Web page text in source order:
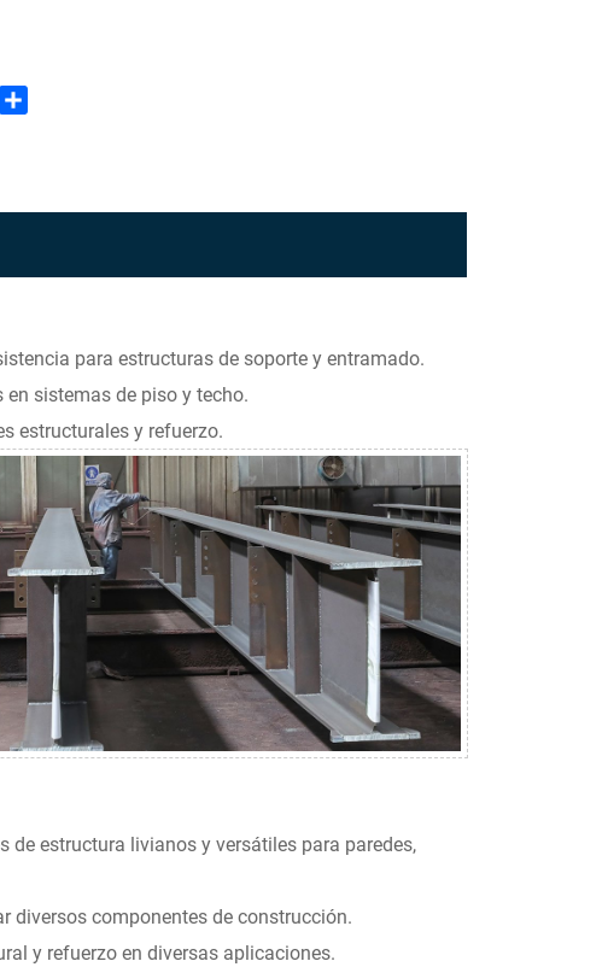
WhatsApp
para estructuras de soporte y entramado.
sistemas de piso y techo.
estructurales y refuerzo.
de estructura livianos y versátiles para paredes,
diversos componentes de construcción.
y refuerzo en diversas aplicaciones.